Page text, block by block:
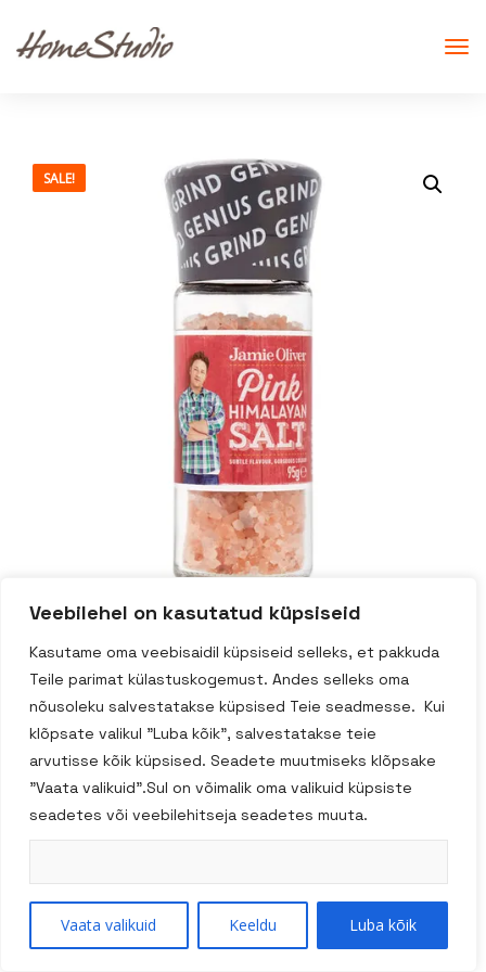
Veebilehel on kasutatud küpsiseid
Kasutame oma veebisaidil küpsiseid selleks, et pakkuda
Teile parimat külastuskogemust. Andes selleks oma
nõusoleku salvestatakse küpsised Teie seadmesse. Kui
klõpsate valikul "Luba kõik", salvestatakse teie
arvutisse kõik küpsised. Seadete muutmiseks klõpsake
"Vaata valikuid".Sul on võimalik oma valikuid küpsiste
seadetes või veebilehitseja seadetes muuta.
Vaata valikuid Keeldu Luba kõik
SALE!
Jamie Oliver Himaalaja
roosa kristallsool 95g
Lisa Korvi
Tootekood:82229GB
Kategooria:Maitseained